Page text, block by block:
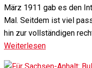
März 1911 gab es den
Mal. Seitdem ist viel
hin zur vollständigen
Weiterlesen